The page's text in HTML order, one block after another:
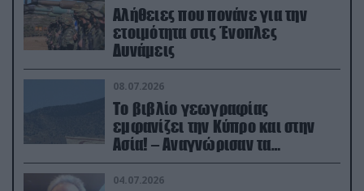
Αλήθειες που πονάνε για την
ετοιμότητα στις Ένοπλες
Δυνάμεις
08.07.2026
Το βιβλίο γεωγραφίας
εμφανίζει την Κύπρο και στην
Ασία! – Αναγνώρισαν τα
κατεχόμενα; (φωτο)
04.07.2026